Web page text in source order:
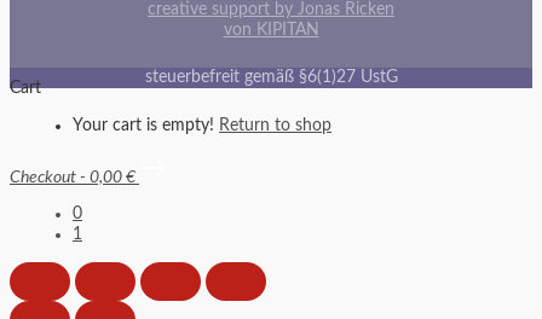
creative support by Jonas Ricken
von KIPITAN
steuerbefreit gemäß §6(1)27 UstG
Cart
Your cart is empty! Return to shop
Checkout - 0,00 €
0
1